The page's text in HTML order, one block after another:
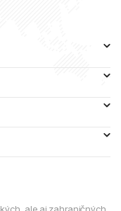
ale aj zahraničných